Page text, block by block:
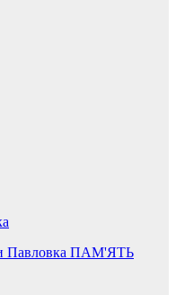
Павловка ПАМ'ЯТЬ